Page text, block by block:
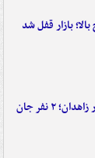
بازار قفل شد
حمله مسلحانه به قهوه‌خانه‌ای در زاهدان؛ ۲ نفر جان